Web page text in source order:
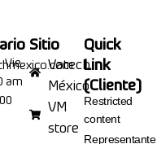
Vie
am
Sitio
Vatech
México
VM
store
Quick
Link
(Cliente)
Restricted
content
Representante